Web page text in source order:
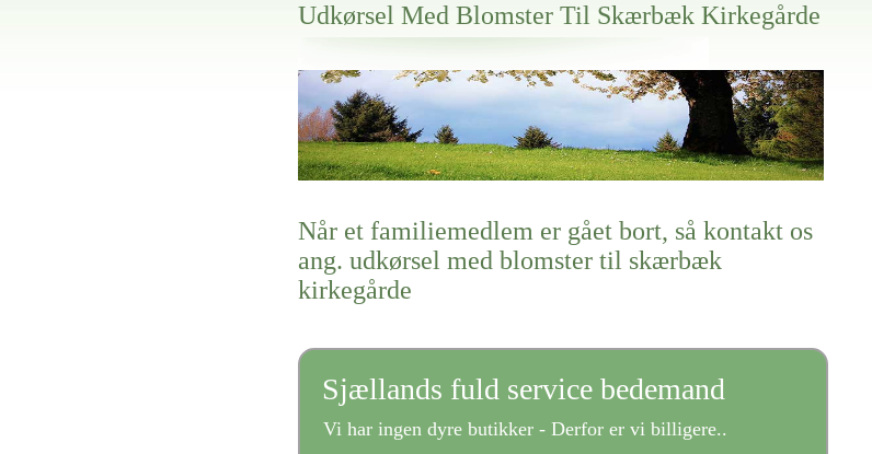
Udkørsel Med Blomster Til Skærbæk Kirkegårde
Her hos os får du altid en god afslutning når det gælder
Udkørsel Med Blomster Til Skærbæk Kirkegårde
vi hjælper i alle faser af begravelsel
Når et familiemedlem er gået bort, så kontakt os
ang. udkørsel med blomster til skærbæk
kirkegårde
Sjællands fuld service bedemand
Vi har ingen dyre butikker - Derfor er vi billigere..